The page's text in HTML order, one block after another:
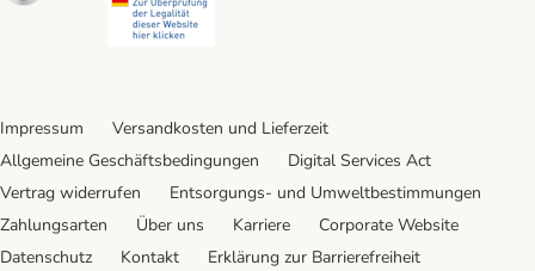
Impressum
Versandkosten und Lieferzeit
Allgemeine Geschäftsbedingungen
Digital Services Act
Vertrag widerrufen
Entsorgungs- und Umweltbestimmungen
Zahlungsarten
Über uns Karriere
Corporate Website
Datenschutz
Kontakt Erklärung zur Barrierefreiheit